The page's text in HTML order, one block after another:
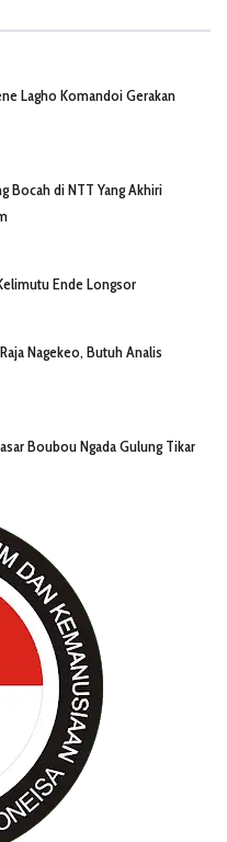
Lagho Komandoi Gerakan
Bocah di NTT Yang Akhiri
Ende Longsor
Nagekeo, Butuh Analis
Boubou Ngada Gulung Tikar